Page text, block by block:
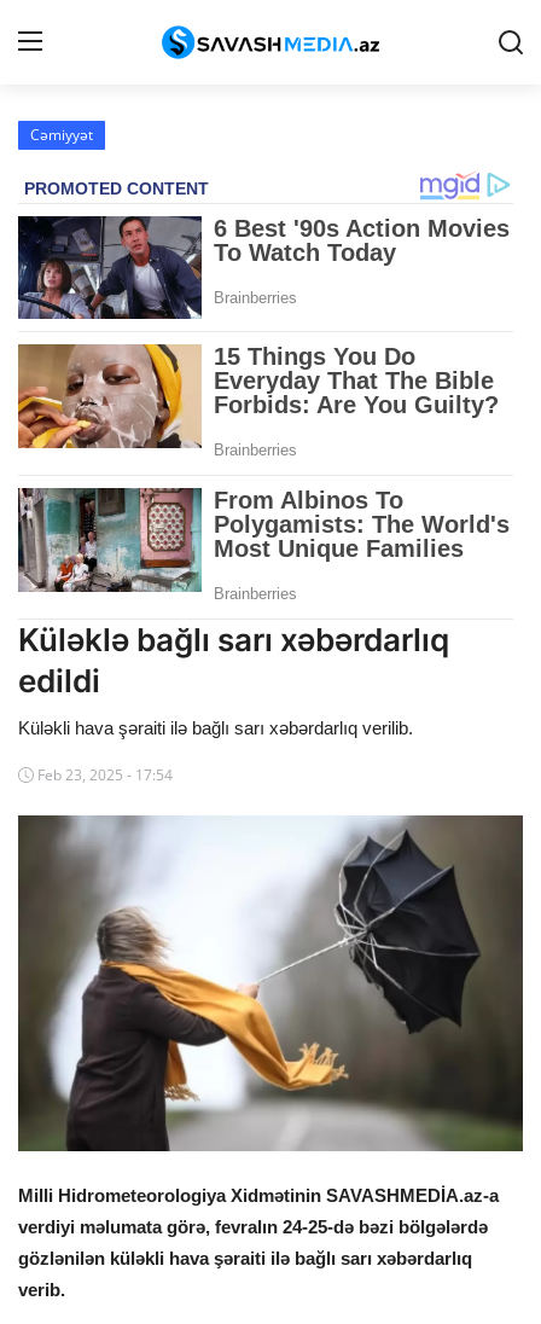
Peşə etikası
Gündəm
Haqqımızda
Əlaqə
Siyasət
Hadisə
Dünya
Cəmiyyət
İdman
Kriminal
Maraqlı
Cəmiyyət
Küləklə bağlı sarı xəbərdarlıq
edildi
Küləkli hava şəraiti ilə bağlı sarı xəbərdarlıq verilib.
Feb 23, 2025 - 17:54
Milli Hidrometeorologiya Xidmətinin SAVASHMEDİA.az-a
verdiyi məlumata görə, fevralın 24-25-də bəzi bölgələrdə
gözlənilən küləkli hava şəraiti ilə bağlı sarı xəbərdarlıq
verib.